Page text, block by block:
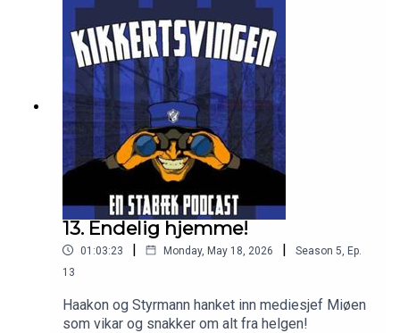
13. Endelig hjemme!
01:03:23 | Monday, May 18, 2026 | Season 5 Ep.
13
Haakon og Styrmann hanket inn mediesjef Miøen
som vikar og snakker om alt fra helgen!